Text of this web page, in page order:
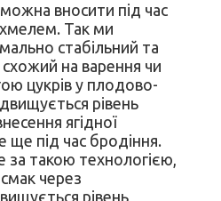
вносити під час
хмелем. Так ми
стабільний та
схожий на варення чи
цукрів у плодово-
рівень
ягідної
під час бродіння.
за такою технологією,
через
рівень